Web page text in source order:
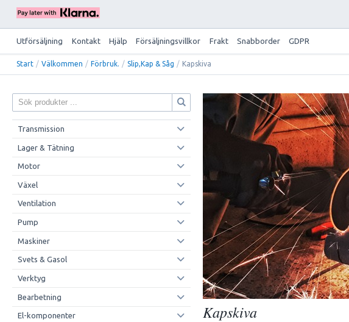
Utförsäljning Kontakt Hjälp Försäljningsvillkor Frakt Snabborder GDPR
Start / Välkommen / Förbruk. / Slip,Kap & Såg / Kapskiva
Transmission
Lager & Tätning
Motor
Växel
Ventilation
Pump
Maskiner
Svets & Gasol
Verktyg
Bearbetning
El-komponenter Kapskiva